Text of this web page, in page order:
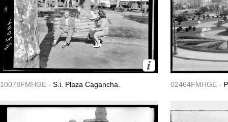
10078FMHGE - S.i. Plaza Cagancha. 02464FMHGE -